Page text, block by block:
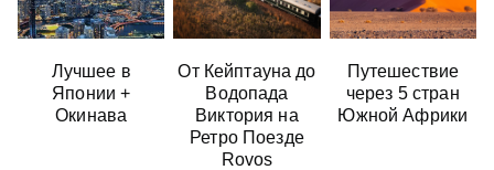
Лучшее в
Японии +
Окинава
От Кейптауна до
Водопада
Виктория на
Ретро Поезде
Rovos
Путешествие
через 5 стран
Южной Африки